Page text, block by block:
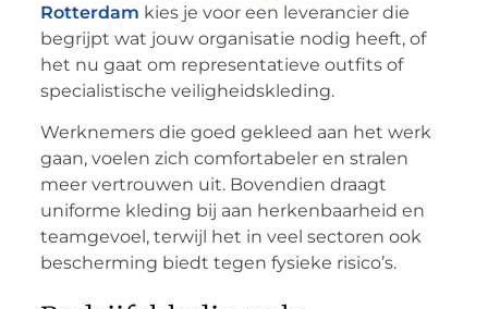
Rotterdam kies je voor een leverancier die
begrijpt wat jouw organisatie nodig heeft, of
het nu gaat om representatieve outfits of
specialistische veiligheidskleding.
Werknemers die goed gekleed aan het werk
gaan, voelen zich comfortabeler en stralen
meer vertrouwen uit. Bovendien draagt
uniforme kleding bij aan herkenbaarheid en
teamgevoel, terwijl het in veel sectoren ook
bescherming biedt tegen fysieke risico’s.